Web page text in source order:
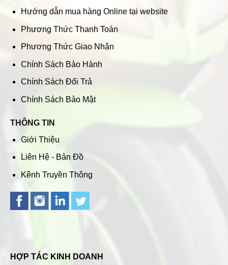
Hướng dẫn mua hàng Online tại website
Phương Thức Thanh Toán
Phương Thức Giao Nhận
Chính Sách Bảo Hành
Chính Sách Đổi Trả
Chính Sách Bảo Mật
THÔNG TIN
Giới Thiệu
Liên Hệ - Bản Đồ
Kênh Truyền Thông
HỢP TÁC KINH DOANH